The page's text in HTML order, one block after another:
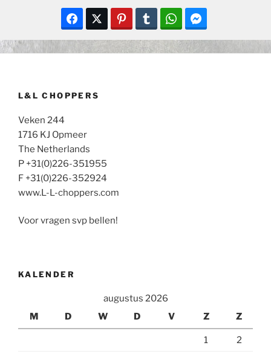
L&L CHOPPERS
Veken 244
1716 KJ Opmeer
The Netherlands
P +31(0)226-351955
F +31(0)226-352924
www.L-L-choppers.com
Voor vragen svp bellen!
KALENDER
augustus 2026
M
D W D V Z Z
1 2